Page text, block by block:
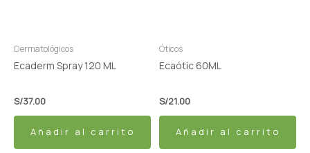
Dermatológicos
Ecaderm Spray 120 ML
S/37.00
Añadir al carrito
Óticos
Ecaótic 60ML
S/21.00
Añadir al carrito